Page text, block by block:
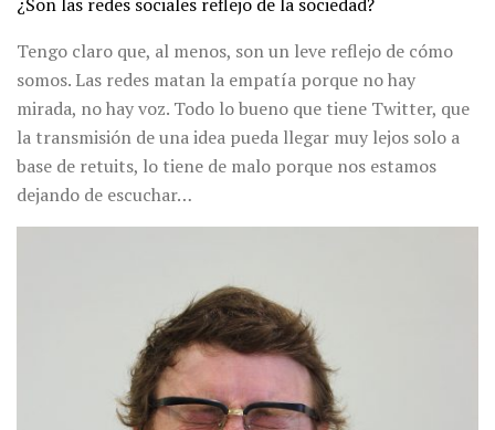
Tengo claro que, al menos, son un leve reflejo de cómo
somos. Las redes matan la empatía porque no hay
mirada, no hay voz. Todo lo bueno que tiene Twitter, que
la transmisión de una idea pueda llegar muy lejos solo a
base de retuits, lo tiene de malo porque nos estamos
dejando de escuchar…